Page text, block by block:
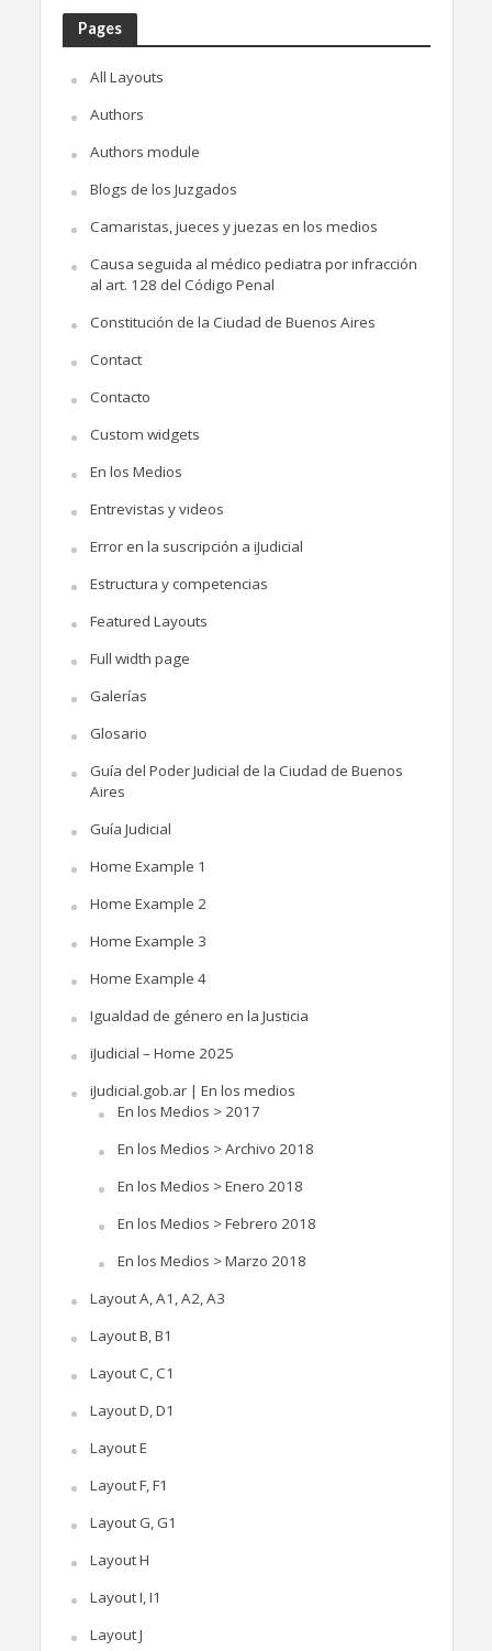
Pages
All Layouts
Authors
Authors module
Blogs de los Juzgados
Camaristas, jueces y juezas en los medios
Causa seguida al médico pediatra por infracción
al art. 128 del Código Penal
Constitución de la Ciudad de Buenos Aires
Contact
Contacto
Custom widgets
En los Medios
Entrevistas y videos
Error en la suscripción a iJudicial
Estructura y competencias
Featured Layouts
Full width page
Galerías
Glosario
Guía del Poder Judicial de la Ciudad de Buenos
Aires
Guía Judicial
Home Example 1
Home Example 2
Home Example 3
Home Example 4
Igualdad de género en la Justicia
iJudicial – Home 2025
iJudicial.gob.ar | En los medios
En los Medios > 2017
En los Medios > Archivo 2018
En los Medios > Enero 2018
En los Medios > Febrero 2018
En los Medios > Marzo 2018
Layout A, A1, A2, A3
Layout B, B1
Layout C, C1
Layout D, D1
Layout E
Layout F, F1
Layout G, G1
Layout H
Layout I, I1
Layout J